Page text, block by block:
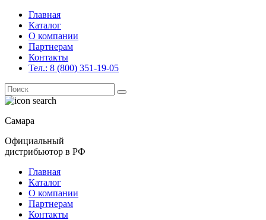
Главная
Каталог
О компании
Партнерам
Контакты
Тел.: 8 (800) 351-19-05
Поиск
for:
Самара
Официальный
дистрибьютор в РФ
Главная
Каталог
О компании
Партнерам
Контакты